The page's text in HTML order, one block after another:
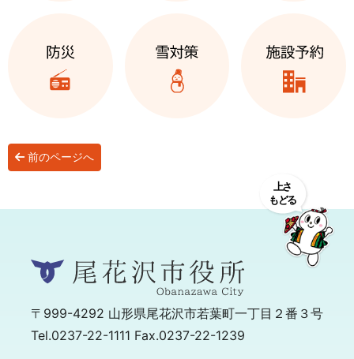
前のページへ
〒999-4292 山形県尾花沢市若葉町一丁目２番３号
Tel.0237-22-1111 Fax.0237-22-1239